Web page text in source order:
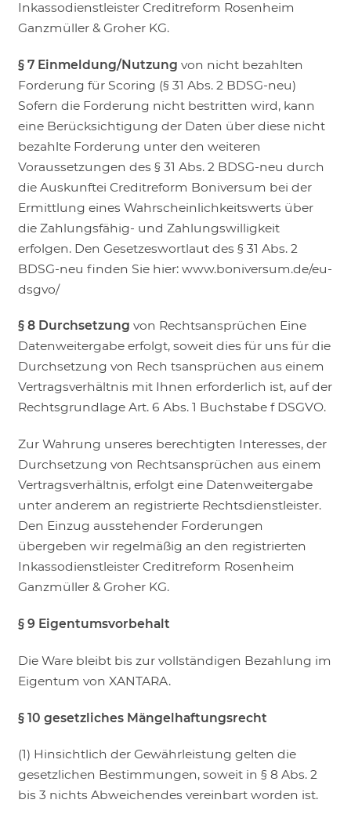
Inkassodienstleister Creditreform Rosenheim
Ganzmüller & Groher KG.
§ 7 Einmeldung/Nutzung von nicht bezahlten
Forderung für Scoring (§ 31 Abs. 2 BDSG-neu)
Sofern die Forderung nicht bestritten wird, kann
eine Berücksichtigung der Daten über diese nicht
bezahlte Forderung unter den weiteren
Voraussetzungen des § 31 Abs. 2 BDSG-neu durch
die Auskunftei Creditreform Boniversum bei der
Ermittlung eines Wahrscheinlichkeitswerts über
die Zahlungsfähig- und Zahlungswilligkeit
erfolgen. Den Gesetzeswortlaut des § 31 Abs. 2
BDSG-neu finden Sie hier: www.boniversum.de/eu-
dsgvo/
§ 8 Durchsetzung von Rechtsansprüchen Eine
Datenweitergabe erfolgt, soweit dies für uns für die
Durchsetzung von Rech tsansprüchen aus einem
Vertragsverhältnis mit Ihnen erforderlich ist, auf der
Rechtsgrundlage Art. 6 Abs. 1 Buchstabe f DSGVO.
Zur Wahrung unseres berechtigten Interesses, der
Durchsetzung von Rechtsansprüchen aus einem
Vertragsverhältnis, erfolgt eine Datenweitergabe
unter anderem an registrierte Rechtsdienstleister.
Den Einzug ausstehender Forderungen
übergeben wir regelmäßig an den registrierten
Inkassodienstleister Creditreform Rosenheim
Ganzmüller & Groher KG.
§ 9 Eigentumsvorbehalt
Die Ware bleibt bis zur vollständigen Bezahlung im
Eigentum von XANTARA.
§ 10 gesetzliches Mängelhaftungsrecht
(1) Hinsichtlich der Gewährleistung gelten die
gesetzlichen Bestimmungen, soweit in § 8 Abs. 2
bis 3 nichts Abweichendes vereinbart worden ist.